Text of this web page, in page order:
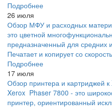
Подробнее
26 июля
Обзор МФУ и расходных
это цветной
предназначенный для средних
Печатает и копирует со
Подробнее
17 июля
Обзор принтера и картриджей
Xerox Phaser 7800 - это
принтер, ориентированный